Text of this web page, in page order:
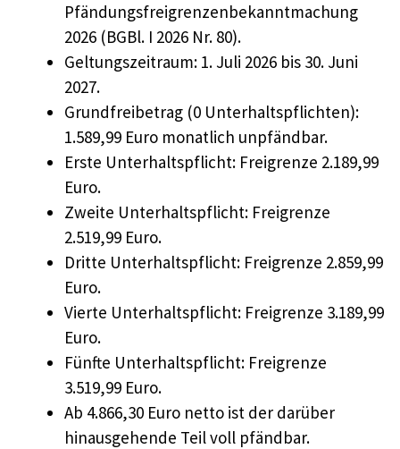
Pfändungsfreigrenzenbekanntmachung
2026 (BGBl. I 2026 Nr. 80).
Geltungszeitraum: 1. Juli 2026 bis 30. Juni
2027.
Grundfreibetrag (0 Unterhaltspflichten):
1.589,99 Euro monatlich unpfändbar.
Erste Unterhaltspflicht: Freigrenze 2.189,99
Euro.
Zweite Unterhaltspflicht: Freigrenze
2.519,99 Euro.
Dritte Unterhaltspflicht: Freigrenze 2.859,99
Euro.
Vierte Unterhaltspflicht: Freigrenze 3.189,99
Euro.
Fünfte Unterhaltspflicht: Freigrenze
3.519,99 Euro.
Ab 4.866,30 Euro netto ist der darüber
hinausgehende Teil voll pfändbar.